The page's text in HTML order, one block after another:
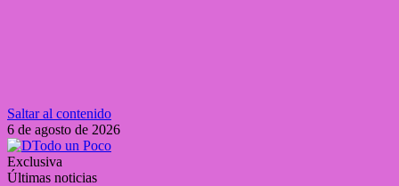
Saltar al contenido
6 de agosto de 2026
Exclusiva
Últimas noticias